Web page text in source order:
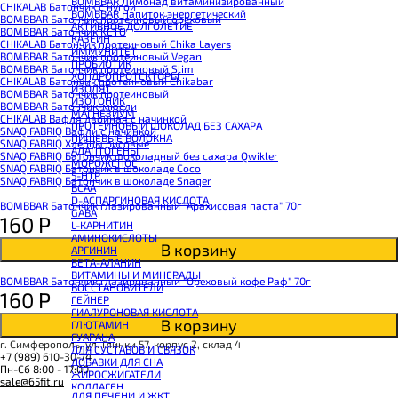
BOMBBAR Напиток энергетический
АКТИВНОЕ ДОЛГОЛЕТИЕ
КАЗЕИН
ИММУНИТЕТ
ПРОБИОТИК
ХОНДРОПРОТЕКТОРЫ
ИЗОЛЯТ
ИЗОТОНИК
МАГНЕЗИУМ
ПРОТЕИНОВЫЙ ШОКОЛАД БЕЗ САХАРА
ПИЩЕВЫЕ ВОЛОКНА
АДАПТОГЕНЫ
МОРОЖЕНОЕ
5-HTP
BCAA
D-АСПАРГИНОВАЯ КИСЛОТА
GABA
L-КАРНИТИН
АМИНОКИСЛОТЫ
АРГИНИН
БЕТА-АЛАНИН
ВИТАМИНЫ И МИНЕРАЛЫ
ВОССТАНОВИТЕЛИ
ГЕЙНЕР
ГИАЛУРОНОВАЯ КИСЛОТА
ГЛЮТАМИН
ГУАРАНА
ДЛЯ СУСТАВОВ И СВЯЗОК
ДОБАВКИ ДЛЯ СНА
ЖИРОСЖИГАТЕЛИ
КОЛЛАГЕН
ДЛЯ ПЕЧЕНИ И ЖКТ
CHIKALAB Батончик с нугой
BOMBBAR Батончик протеиновый ореховый
BOMBBAR Батончик KETO
CHIKALAB Батончик протеиновый Chika Layers
BOMBBAR Батончик протеиновый Vegan
BOMBBAR Батончик протеиновый Slim
CHIKALAB Батончик протеиновый Chikabar
BOMBBAR Батончик протеиновый
BOMBBAR Батончик-мюсли
CHIKALAB Вафля двойная с начинкой
SNAQ FABRIQ Вафли с начинкой
SNAQ FABRIQ Хлебцы рисовые
SNAQ FABRIQ Батончик шоколадный без сахара Qwikler
SNAQ FABRIQ Батончик в шоколаде Coco
SNAQ FABRIQ Батончик в шоколаде Snaqer
BOMBBAR Батончик глазированный "Арахисовая паста" 70г
160 Р
В корзину
BOMBBAR Батончик глазированный "Ореховый кофе Раф" 70г
160 Р
В корзину
г. Симферополь, ул. Глинки 57, корпус 2, склад 4
+7 (989) 610-30-74
Пн-Сб 8:00 - 17:00
sale@65fit.ru